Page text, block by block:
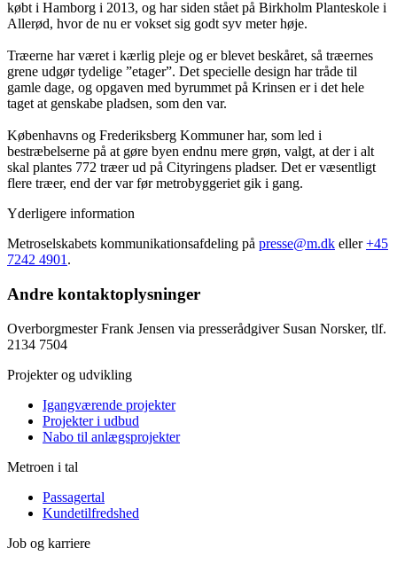
købt i Hamborg i 2013, og har siden stået på Birkholm Planteskole i
Allerød, hvor de nu er vokset sig godt syv meter høje.
Træerne har været i kærlig pleje og er blevet beskåret, så træernes
grene udgør tydelige ”etager”. Det specielle design har tråde til
gamle dage, og opgaven med byrummet på Krinsen er i det hele
taget at genskabe pladsen, som den var.
Københavns og Frederiksberg Kommuner har, som led i
bestræbelserne på at gøre byen endnu mere grøn, valgt, at der i alt
skal plantes 772 træer ud på Cityringens pladser. Det er væsentligt
flere træer, end der var før metrobyggeriet gik i gang.
Yderligere information
Metroselskabets kommunikationsafdeling på presse@m.dk eller+45
7242 4901 .
Andre kontaktoplysninger
Overborgmester Frank Jensen via presserådgiver Susan Norsker, tlf.
2134 7504
Projekter og udvikling
Igangværende projekter
Projekter i udbud
Nabo til anlægsprojekter
Metroen i tal
Passagertal
Kundetilfredshed
Job og karriere